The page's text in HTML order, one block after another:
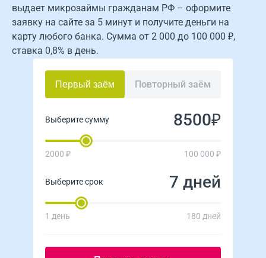
выдает микрозаймы гражданам РФ – оформите
заявку на сайте за 5 минут и получите деньги на
карту любого банка. Сумма от 2 000 до 100 000 ₽,
ставка 0,8% в день.
Первый заём Повторный заём
Выберите сумму ₽
2000 ₽ 100 000 ₽
Выберите срок дней
1 день 180 дней